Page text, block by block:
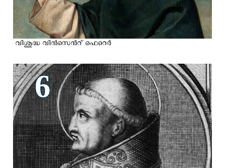
വിശുദ്ധ വിന്‍സെന്‍റ് ഫെറെര്‍
6